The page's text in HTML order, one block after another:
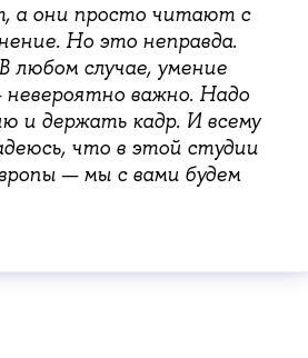
а они просто читают с
Но это неправда.
любом случае, умение
важно. Надо
и держать кадр. И всему
что в этой студии
— мы с вами будем